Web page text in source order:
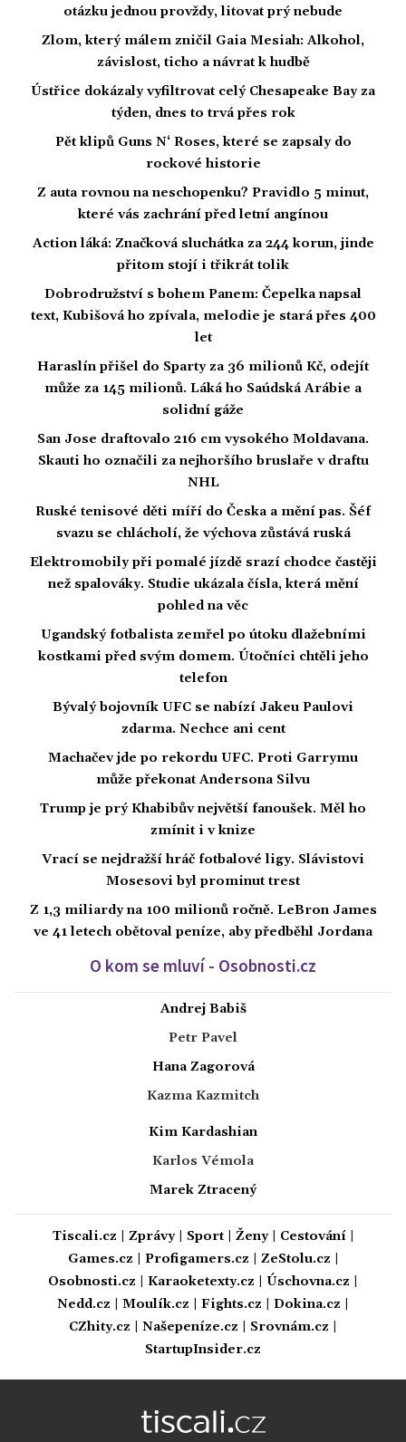
otázku jednou provždy, litovat prý nebude
Zlom, který málem zničil Gaia Mesiah: Alkohol,
závislost, ticho a návrat k hudbě
Ústřice dokázaly vyfiltrovat celý Chesapeake Bay za
týden, dnes to trvá přes rok
Pět klipů Guns N‘ Roses, které se zapsaly do
rockové historie
Z auta rovnou na neschopenku? Pravidlo 5 minut,
které vás zachrání před letní angínou
Action láká: Značková sluchátka za 244 korun, jinde
přitom stojí i třikrát tolik
Dobrodružství s bohem Panem: Čepelka napsal
text, Kubišová ho zpívala, melodie je stará přes 400
let
Haraslín přišel do Sparty za 36 milionů Kč, odejít
může za 145 milionů. Láká ho Saúdská Arábie a
solidní gáže
San Jose draftovalo 216 cm vysokého Moldavana.
Skauti ho označili za nejhoršího bruslaře v draftu
NHL
Ruské tenisové děti míří do Česka a mění pas. Šéf
svazu se chlácholí, že výchova zůstává ruská
Elektromobily při pomalé jízdě srazí chodce častěji
než spalováky. Studie ukázala čísla, která mění
pohled na věc
Ugandský fotbalista zemřel po útoku dlažebními
kostkami před svým domem. Útočníci chtěli jeho
telefon
Bývalý bojovník UFC se nabízí Jakeu Paulovi
zdarma. Nechce ani cent
Machačev jde po rekordu UFC. Proti Garrymu
může překonat Andersona Silvu
Trump je prý Khabibův největší fanoušek. Měl ho
zmínit i v knize
Vrací se nejdražší hráč fotbalové ligy. Slávistovi
Mosesovi byl prominut trest
Z 1,3 miliardy na 100 milionů ročně. LeBron James
ve 41 letech obětoval peníze, aby předběhl Jordana
O kom se mluví - Osobnosti.cz
Andrej Babiš
Petr Pavel
Hana Zagorová
Kazma Kazmitch
Kim Kardashian
Karlos Vémola
Marek Ztracený
Tiscali.cz Zprávy| Sport| Ženy| Cestování|
Games.cz
Profigamers.cz ZeStolu.cz
Osobnosti.cz
Karaoketexty.cz Úschovna.cz
Nedd.cz
Moulík.cz Fights.cz Dokina.cz
CZhity.cz
Našepeníze.cz Srovnám.cz
StartupInsider.cz